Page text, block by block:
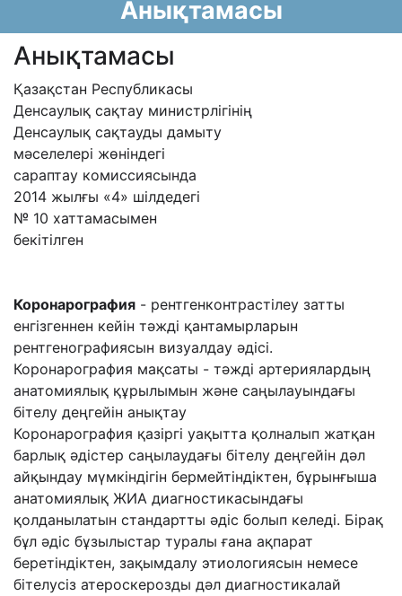
Анықтамасы
Анықтамасы
Қазақстан Республикасы
Денсаулық сақтау министрлiгiнің
Денсаулық сақтауды дамыту
мәселелері жөніндегі
сараптау комиссиясында
2014 жылғы «4» шілдедегі
№ 10 хаттамасымен
бекітілген
Коронарография - рентгенконтрастілеу затты
енгізгеннен кейін тәжді қантамырларын
рентгенографиясын визуалдау әдісі.
Коронарография мақсаты - тәжді артериялардың
анатомиялық құрылымын және саңылауындағы
бітелу деңгейін анықтау
Коронарография қазіргі уақытта қолналып жатқан
барлық әдістер саңылаудағы бітелу деңгейін дәл
айқындау мүмкіндігін бермейтіндіктен, бұрынғыша
анатомиялық ЖИА диагностикасындағы
қолданылатын стандартты әдіс болып келеді. Бірақ
бұл әдіс бұзылыстар туралы ғана ақпарат
беретіндіктен, зақымдалу этиологиясын немесе
бітелусіз атероскерозды дәл диагностикалай